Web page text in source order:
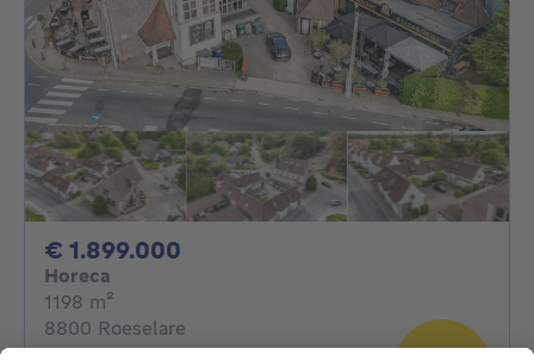
€ 1.899.000
Horeca
1198 m²
8800 Roeselare